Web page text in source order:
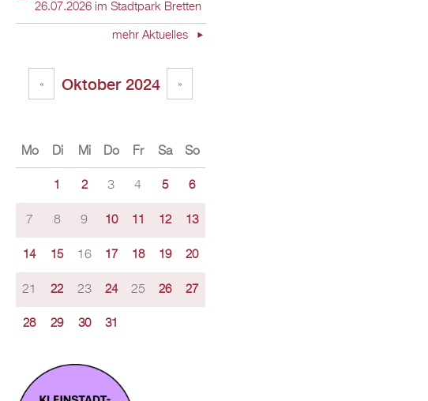
26.07.2026 im Stadtpark Bretten
mehr Aktuelles
Oktober 2024
« »
Mo Di Mi Do Fr Sa So
1 2 3 4 5 6
7 8 9 10 11 12 13
14 15 16 17 18 19 20
21 22 23 24 25 26 27
28 29 30 31